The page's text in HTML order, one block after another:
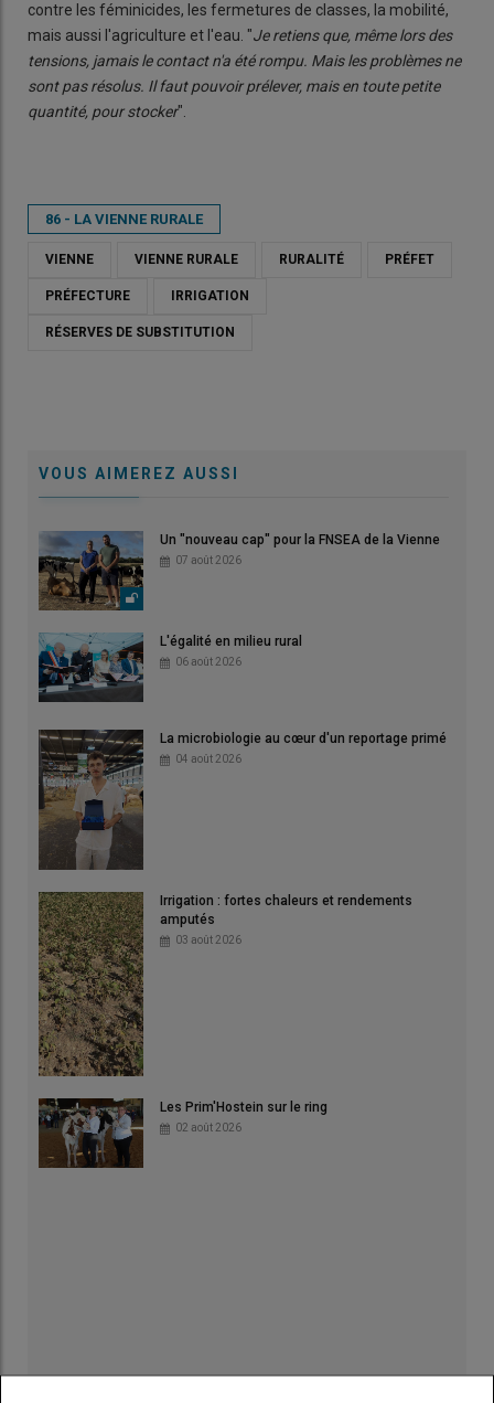
contre les féminicides, les fermetures de classes, la mobilité,
mais aussi l'agriculture et l'eau. "Je retiens que, même lors des
tensions, jamais le contact n'a été rompu. Mais les problèmes ne
sont pas résolus. Il faut pouvoir prélever, mais en toute petite
quantité, pour stocker".
86 - LA VIENNE RURALE
VIENNE VIENNE RURALE RURALITÉ PRÉFET
PRÉFECTURE IRRIGATION
RÉSERVES DE SUBSTITUTION
VOUS AIMEREZ AUSSI
Un "nouveau cap" pour la FNSEA de la Vienne
07 août 2026
L'égalité en milieu rural
06 août 2026
La microbiologie au cœur d'un reportage primé
04 août 2026
Irrigation : fortes chaleurs et rendements
amputés
03 août 2026
Les Prim'Hostein sur le ring
02 août 2026